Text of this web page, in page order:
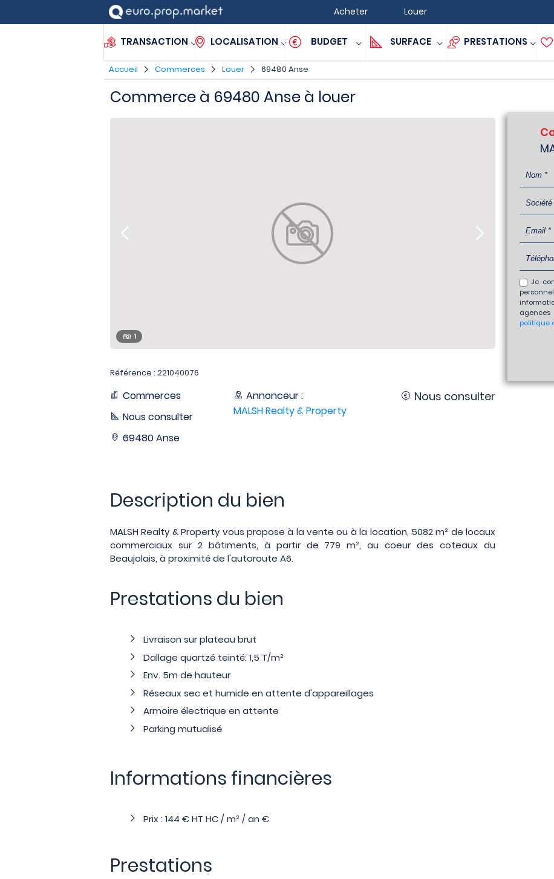
Acheter Louer
TRANSACTION LOCALISATION BUDGET SURFACE PRESTATIONS
Accueil Commerces Louer 69480 Anse
Commerce à 69480 Anse à louer
1
Référence : 221040076
Commerces
Nous consulter
69480 Anse
Annonceur :
MALSH Realty & Property
Nous consulter
Description du bien
MALSH Realty & Property vous propose à la vente ou à la location, 5082 m² de locaux
commerciaux sur 2 bâtiments, à partir de 779 m², au coeur des coteaux du
Beaujolais, à proximité de l'autoroute A6.
Prestations du bien
Livraison sur plateau brut
Dallage quartzé teinté: 1,5 T/m²
Env. 5m de hauteur
Réseaux sec et humide en attente d'appareillages
Armoire électrique en attente
Parking mutualisé
Informations financières
Prix : 144 € HT HC / m² / an €
Prestations
Je
politique